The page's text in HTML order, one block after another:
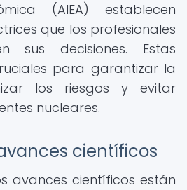
(AIEA) establecen
que los profesionales
sus decisiones. Estas
para garantizar la
los riesgos y evitar
nucleares.
científicos
avances científicos están